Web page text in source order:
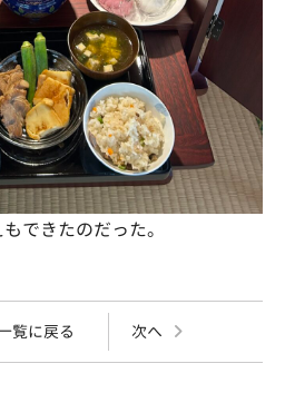
できたのだった。
覧に戻る 次へ